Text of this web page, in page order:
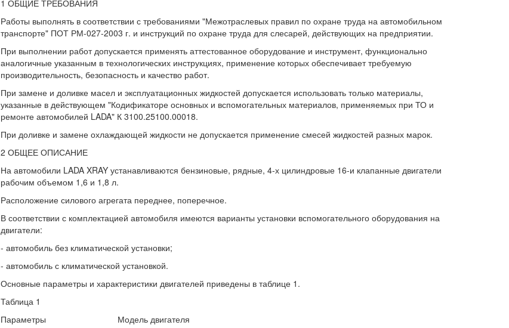
1 ОБЩИЕ ТРЕБОВАНИЯ
Работы выполнять в соответствии с требованиями "Межотраслевых правил по охране труда на автомобильном
транспорте" ПОТ РМ-027-2003 г. и инструкций по охране труда для слесарей, действующих на предприятии.
При выполнении работ допускается применять аттестованное оборудование и инструмент, функционально
аналогичные указанным в технологических инструкциях, применение которых обеспечивает требуемую
производительность, безопасность и качество работ.
При замене и доливке масел и эксплуатационных жидкостей допускается использовать только материалы,
указанные в действующем "Кодификаторе основных и вспомогательных материалов, применяемых при ТО и
ремонте автомобилей LADA" К 3100.25100.00018.
При доливке и замене охлаждающей жидкости не допускается применение смесей жидкостей разных марок.
2 ОБЩЕЕ ОПИСАНИЕ
На автомобили LADA XRAY устанавливаются бензиновые, рядные, 4-х цилиндровые 16-и клапанные двигатели
рабочим объемом 1,6 и 1,8 л.
Расположение силового агрегата переднее, поперечное.
В соответствии с комплектацией автомобиля имеются варианты установки вспомогательного оборудования на
двигатели:
- автомобиль без климатической установки;
- автомобиль с климатической установкой.
Основные параметры и характеристики двигателей приведены в таблице 1.
Таблица 1
Параметры
Модель двигателя